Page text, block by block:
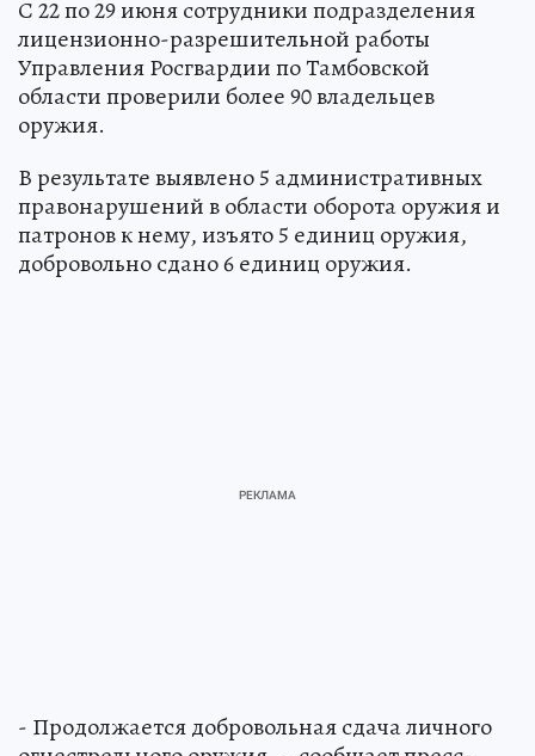
С 22 по 29 июня сотрудники подразделения
лицензионно-разрешительной работы
Управления Росгвардии по Тамбовской
области проверили более 90 владельцев
оружия.
В результате выявлено 5 административных
правонарушений в области оборота оружия и
патронов к нему, изъято 5 единиц оружия,
добровольно сдано 6 единиц оружия.
- Продолжается добровольная сдача личного